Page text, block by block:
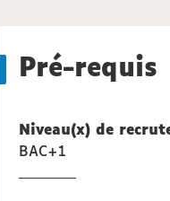
Pré-requis
Niveau(x) de
BAC+1